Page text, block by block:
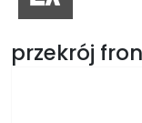
przekrój